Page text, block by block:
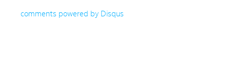
comments powered by Disqus